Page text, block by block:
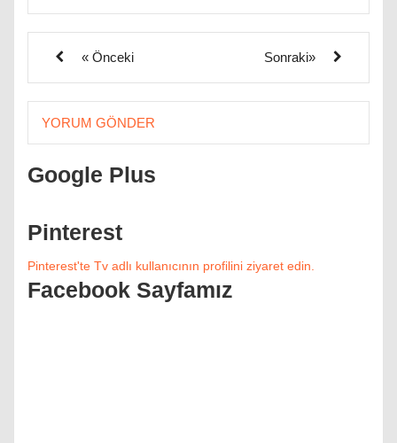
« Önceki Sonraki»
YORUM GÖNDER
Google Plus
Pinterest
Pinterest'te Tv adlı kullanıcının profilini ziyaret edin.
Facebook Sayfamız